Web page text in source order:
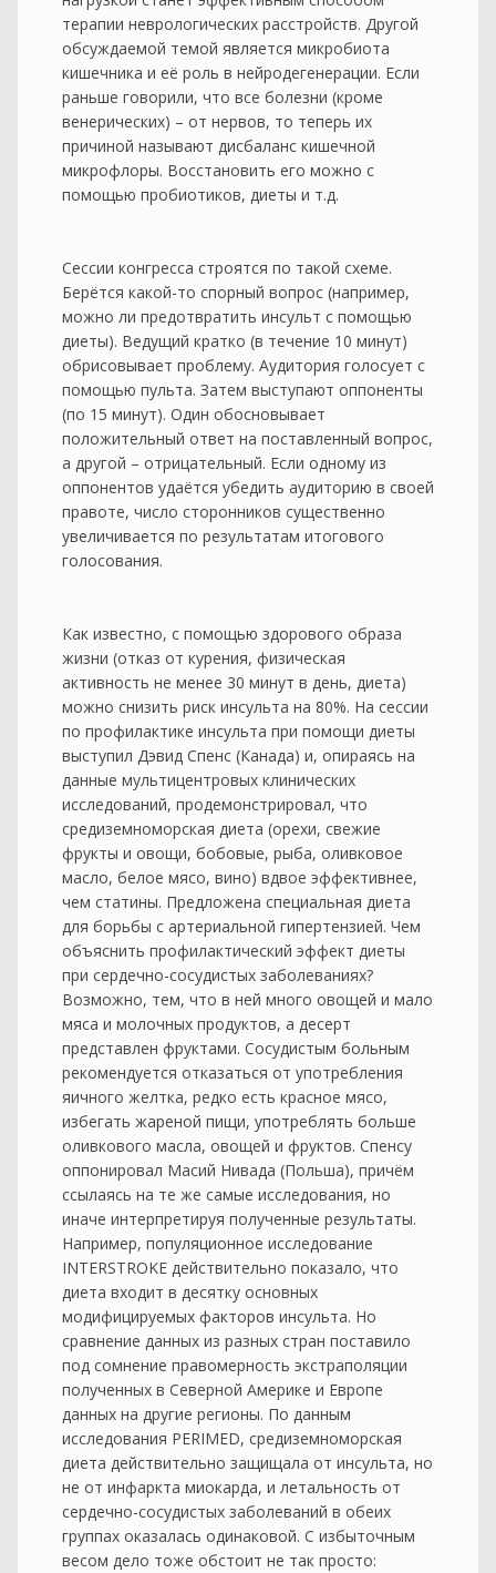
терапии неврологических расстройств. Другой
обсуждаемой темой является микробиота
кишечника и её роль в нейродегенерации. Если
раньше говорили, что все болезни (кроме
венерических) – от нервов, то теперь их
причиной называют дисбаланс кишечной
микрофлоры. Восстановить его можно с
помощью пробиотиков, диеты и т.д.
Сессии конгресса строятся по такой схеме.
Берётся какой-то спорный вопрос (например,
можно ли предотвратить инсульт с помощью
диеты). Ведущий кратко (в течение 10 минут)
обрисовывает проблему. Аудитория голосует с
помощью пульта. Затем выступают оппоненты
(по 15 минут). Один обосновывает
положительный ответ на поставленный вопрос,
а другой – отрицательный. Если одному из
оппонентов удаётся убедить аудиторию в своей
правоте, число сторонников существенно
увеличивается по результатам итогового
голосования.
Как известно, с помощью здорового образа
жизни (отказ от курения, физическая
активность не менее 30 минут в день, диета)
можно снизить риск инсульта на 80%. На сессии
по профилактике инсульта при помощи диеты
выступил Дэвид Спенс (Канада) и, опираясь на
данные мультицентровых клинических
исследований, продемонстрировал, что
средиземноморская диета (орехи, свежие
фрукты и овощи, бобовые, рыба, оливковое
масло, белое мясо, вино) вдвое эффективнее,
чем статины. Предложена специальная диета
для борьбы с артериальной гипертензией. Чем
объяснить профилактический эффект диеты
при сердечно-сосудистых заболеваниях?
Возможно, тем, что в ней много овощей и мало
мяса и молочных продуктов, а десерт
представлен фруктами. Сосудистым больным
рекомендуется отказаться от употребления
яичного желтка, редко есть красное мясо,
избегать жареной пищи, употреблять больше
оливкового масла, овощей и фруктов. Спенсу
оппонировал Масий Нивада (Польша), причём
ссылаясь на те же самые исследования, но
иначе интерпретируя полученные результаты.
Например, популяционное исследование
INTERSTROKE действительно показало, что
диета входит в десятку основных
модифицируемых факторов инсульта. Но
сравнение данных из разных стран поставило
под сомнение правомерность экстраполяции
полученных в Северной Америке и Европе
данных на другие регионы. По данным
исследования PERIMED, средиземноморская
диета действительно защищала от инсульта, но
не от инфаркта миокарда, и летальность от
сердечно-сосудистых заболеваний в обеих
группах оказалась одинаковой. С избыточным
весом дело тоже обстоит не так просто: